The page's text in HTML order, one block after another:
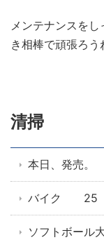
メンテナンスを
き相棒で頑張ろう
清掃
本日、発売
バイク 25
ソフトボー